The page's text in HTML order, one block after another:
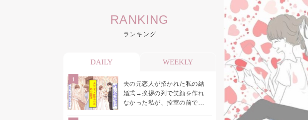
トレンド ワードRANKING
ランキング
DAILY WEEKLY
夫の元恋人が招かれた私の結
婚式→挨拶の列で笑顔を作れ
なかった私が、控室の前で彼